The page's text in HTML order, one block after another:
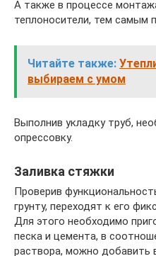
А также в процессе
теплоносители, тем самым
Читайте также:
выбираем с умом
Выполнив укладку труб,
опрессовку.
Заливка стяжки
Проверив
грунту, переходят к его
Для этого необходимо
песка и цемента, в
раствора, можно добавить